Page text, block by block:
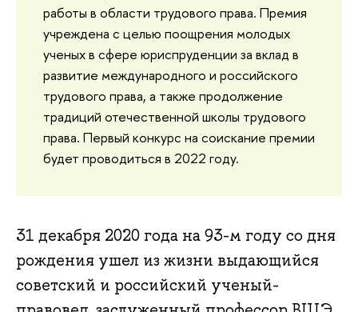
работы в области трудового права. Премия
учреждена с целью поощрения молодых
ученых в сфере юриспруденции за вклад в
развитие международного и российского
трудового права, а также продолжение
традиций отечественной школы трудового
права. Первый конкурс на соискание премии
будет проводиться в 2022 году.
31 декабря 2020 года на 93-м году со дня
рождения ушел из жизни выдающийся
советский и российский ученый-